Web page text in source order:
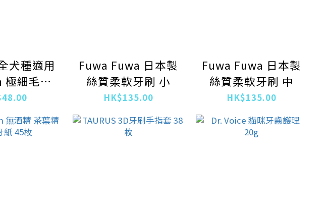
犬種適用
極細毛牙
毛
Fuwa Fuwa 日本製
絲質柔軟牙刷 小
HK$135.00
Fuwa Fuwa 日本製
絲質柔軟牙刷 中
HK$135.00